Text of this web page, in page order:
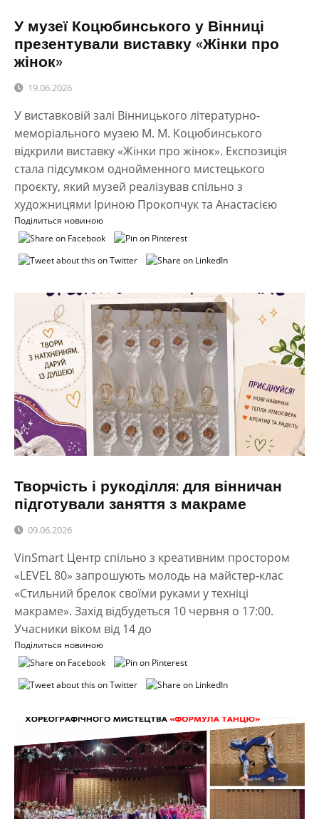
У музеї Коцюбинського у Вінниці
презентували виставку «Жінки про
жінок»
19.06.2026
У виставковій залі Вінницького літературно-
меморіального музею М. М. Коцюбинського
відкрили виставку «Жінки про жінок». Експозиція
стала підсумком однойменного мистецького
проєкту, який музей реалізував спільно з
художницями Іриною Прокопчук та Анастасією
Поділиться новиною
Творчість і рукоділля: для вінничан
підготували заняття з макраме
09.06.2026
VinSmart Центр спільно з креативним простором
«LEVEL 80» запрошують молодь на майстер-клас
«Стильний брелок своїми руками у техніці
макраме». Захід відбудеться 10 червня о 17:00.
Учасники віком від 14 до
Поділиться новиною